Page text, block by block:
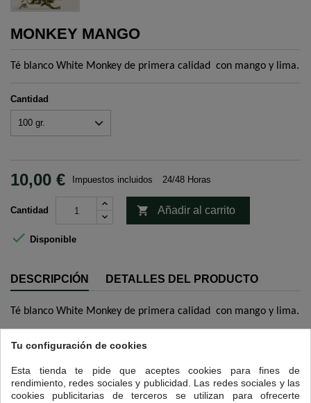
MONKEY MANGO
Té blanco White Monkey de primera calidad con mango y lima.
Cantidad
10,00 € Impuestos incluidos 24/48 Horas
Cantidad  Añadir al carrito
 Disponible
DESCRIPCIÓN DETALLES DEL PRODUCTO
Té blanco White Monkey de primera calidad con mango y lima.
12 OTROS PRODUCTOS EN LA MISMA CATEGORÍA:
>
Tu configuración de cookies
Esta tienda te pide que aceptes cookies para fines de
rendimiento, redes sociales y publicidad. Las redes sociales y las
cookies publicitarias de terceros se utilizan para ofrecerte